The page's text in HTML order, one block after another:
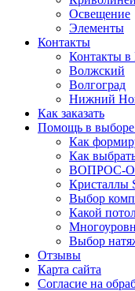
Освещение
Элементы
Контакты
Контакты в
Волжский
Волгоград
Нижний
Как заказать
Помощь в выборе
Как
Как
ВОПРОС-
Кристаллы
Выбор
Какой
Выбор
Отзывы
Карта сайта
Согласие на